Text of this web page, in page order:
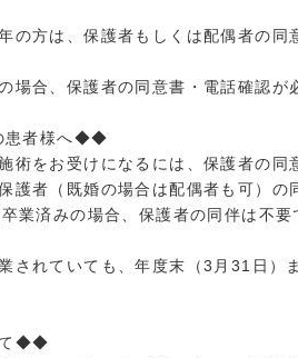
の方は、保護者もしくは配偶者の同
場合、保護者の同意書・電話確認が
患者様へ◆◆
術をお受けになるには、保護者の同
護者（既婚の場合は配偶者も可）の
業済みの場合、保護者の同伴は不要
されていても、年度末（3月31日）
て◆◆